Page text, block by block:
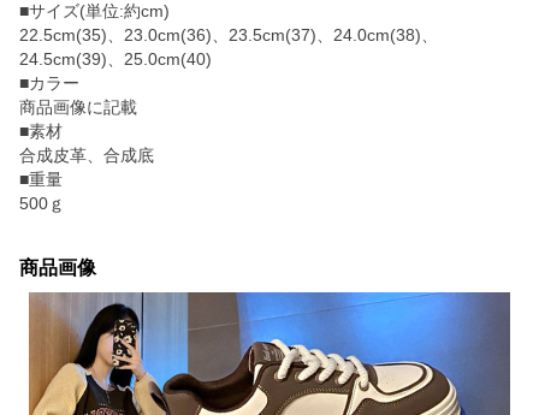
■サイズ(単位:約cm)
22.5cm(35)、23.0cm(36)、23.5cm(37)、24.0cm(38)、
24.5cm(39)、25.0cm(40)
■カラー
商品画像に記載
■素材
合成皮革、合成底
■重量
500ｇ
商品画像